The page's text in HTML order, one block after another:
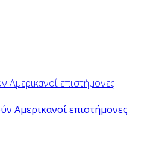
Αμερικανοί επιστήμονες